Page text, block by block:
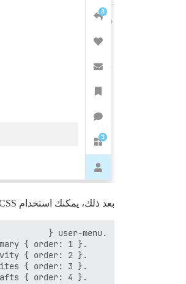
بعد ذلك، يمكنك استخدام CSS لإعادة ترتيب العناصر (وهذا ليس مثاليًا، ولكن ليس هناك الكثير من الخيارات)